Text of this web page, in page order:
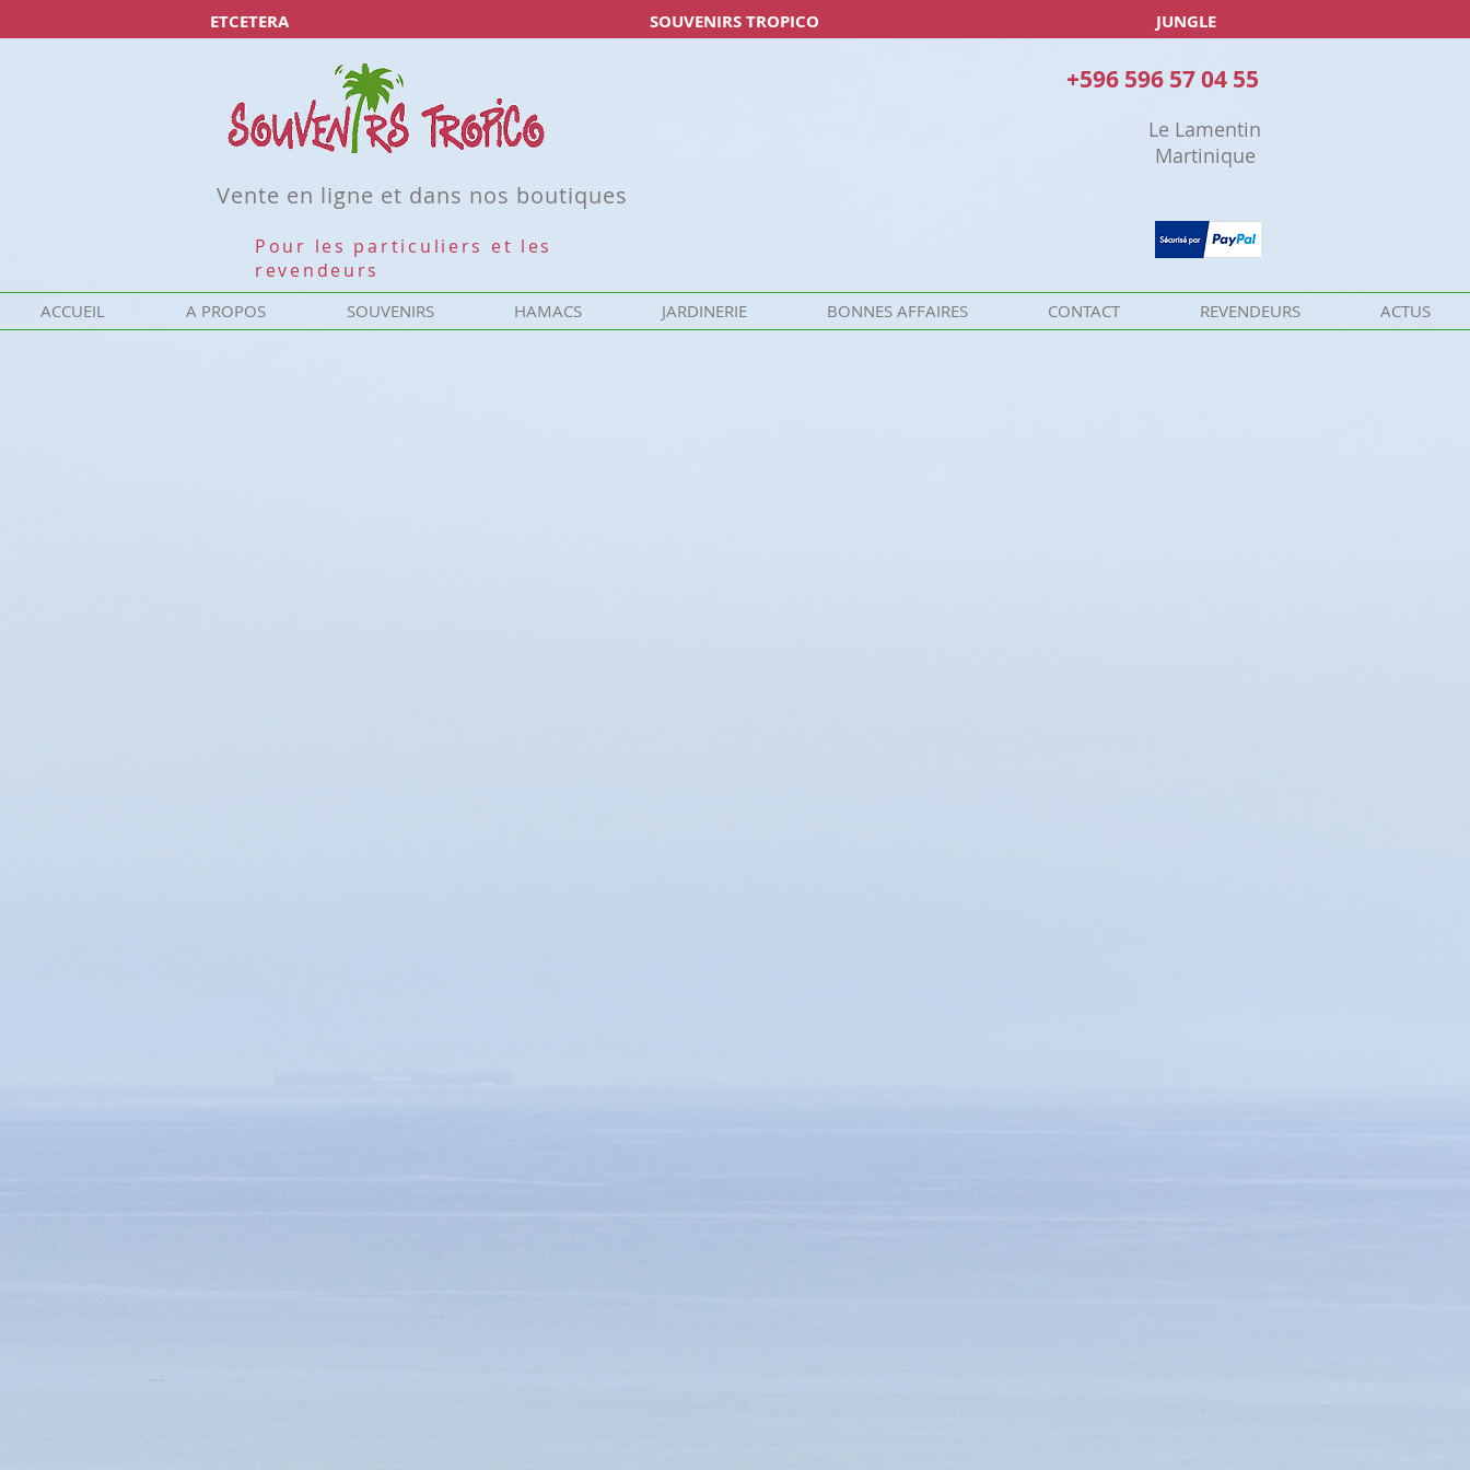
ETCETERA SOUVENIRS TROPICO JUNGLE
Vente en ligne et dans nos boutiques
Pour les particuliers et les
revendeurs
Le Lamentin
Martinique
+596 596 57 04 55
ACCUEIL A PROPOS SOUVENIRS HAMACS JARDINERIE BONNES AFFAIRES CONTACT REVENDEURS ACTUS